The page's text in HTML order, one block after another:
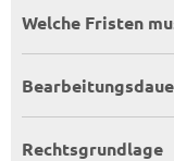
Welche Fristen
Rechtsgrundlage